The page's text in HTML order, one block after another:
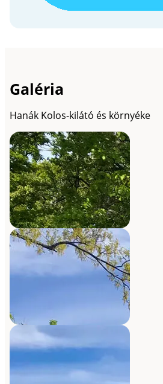
Galéria
Hanák Kolos-kilátó és környéke